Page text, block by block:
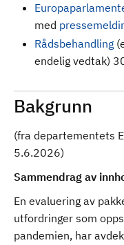
med
Rådsbehandling
endelig vedtak)
Bakgrunn
(fra departementets
5.6.2026)
Sammendrag av
En evaluering av
utfordringer som
pandemien, har